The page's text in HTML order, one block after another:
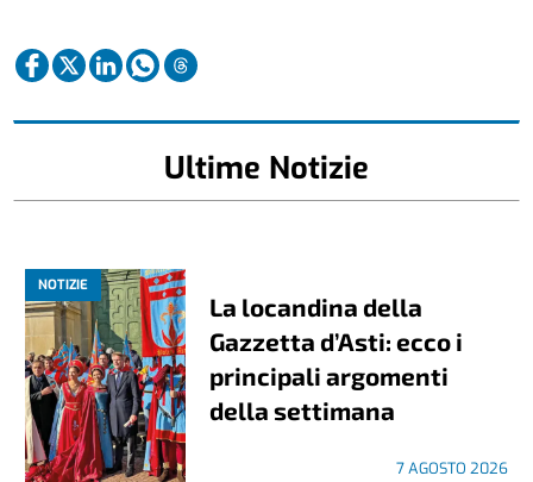
Ultime Notizie
NOTIZIE
La locandina della
Gazzetta d’Asti: ecco i
principali argomenti
della settimana
7 AGOSTO 2026